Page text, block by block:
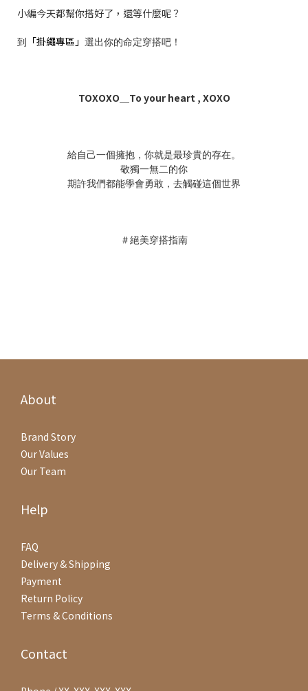
小編今天都幫你搭好了，還等什麼呢？
到 「掛繩專區」 選出你的命定穿搭吧！
TOXOXO＿To your heart , XOXO
給自己一個擁抱，你就是最珍貴的存在。
敬獨一無二的你
期許我們都能學會勇敢，去觸碰這個世界
＃絕美穿搭指南
About
Brand Story
Our Values
Our Team
Help
FAQ
Delivery & Shipping
Payment
Return Policy
Terms & Conditions
Contact